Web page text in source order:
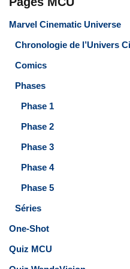
Marvel Cinematic Universe
Chronologie de l’Univers
Comics
Phases
Phase 1
Phase 2
Phase 3
Phase 4
Phase 5
Séries
One-Shot
Quiz MCU